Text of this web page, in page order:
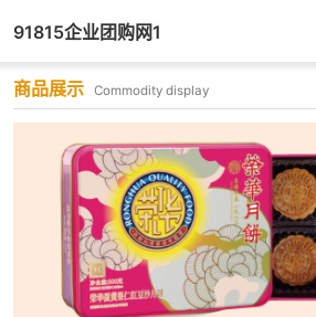
91815企业团购网1
商品展示 Commodity display